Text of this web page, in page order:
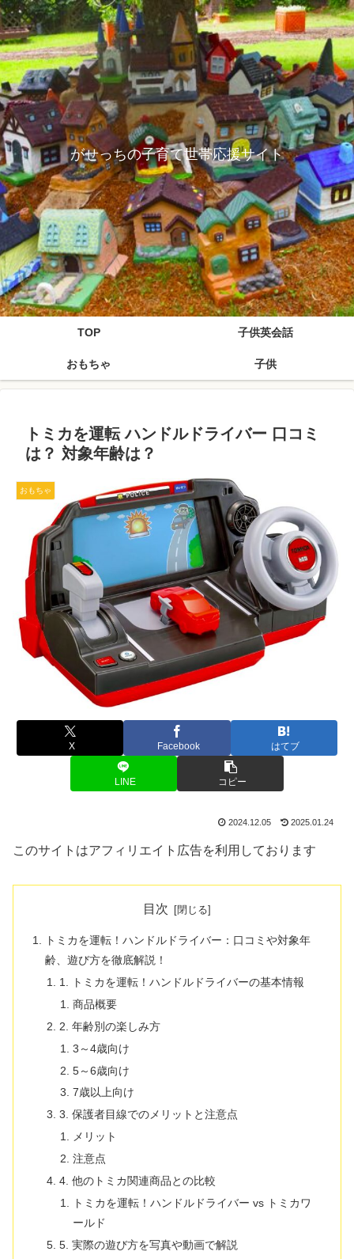
がせっちの子育て世帯応援サイト
TOP 子供英会話
おもちゃ 子供
トミカを運転 ハンドルドライバー 口コミ
は？ 対象年齢は？
おもちゃ
X Facebook はてブ
LINE コピー
2024.12.05 2025.01.24
このサイトはアフィリエイト広告を利用しております
目次
トミカを運転！ハンドルドライバー：口コミや対象年
齢、遊び方を徹底解説！
1. トミカを運転！ハンドルドライバーの基本情報
商品概要
2. 年齢別の楽しみ方
3～4歳向け
5～6歳向け
7歳以上向け
3. 保護者目線でのメリットと注意点
メリット
注意点
4. 他のトミカ関連商品との比較
トミカを運転！ハンドルドライバー vs トミカワ
ールド
5. 実際の遊び方を写真や動画で解説